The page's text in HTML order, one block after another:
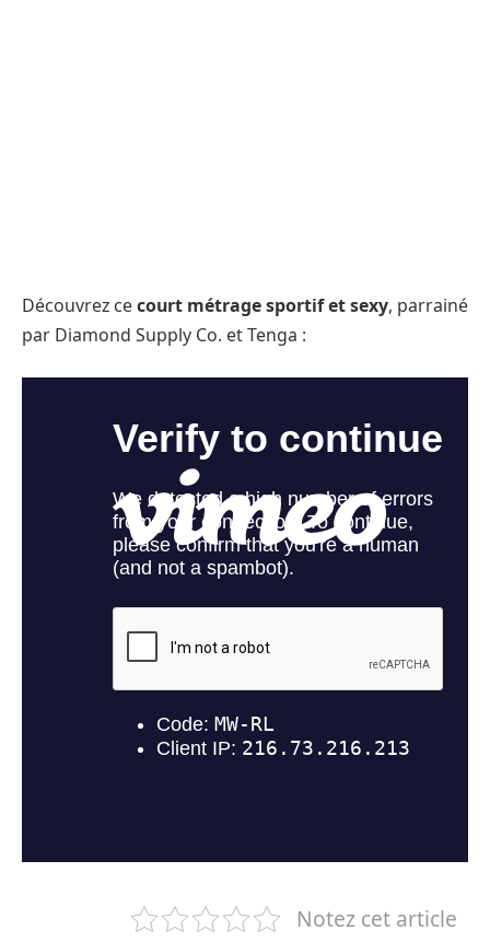
Découvrez cecourt métrage sportif et sexy, parrainé
par Diamond Supply Co. et Tenga :
Notez cet article